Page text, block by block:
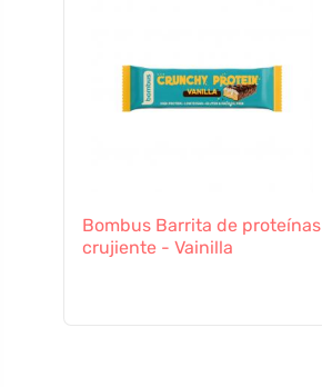
Bombus Barrita de proteínas
crujiente - Vainilla